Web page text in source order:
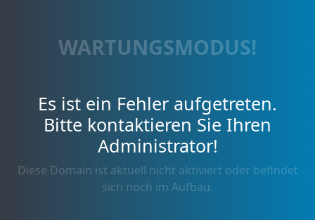
WARTUNGSMODUS!
Es ist ein Fehler aufgetreten.
Bitte kontaktieren Sie Ihren
Administrator!
Diese Domain ist aktuell nicht aktiviert oder befindet
sich noch im Aufbau.